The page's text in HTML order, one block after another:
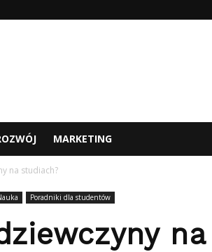
MARKETING
na studiach?
Poradniki dla studentów